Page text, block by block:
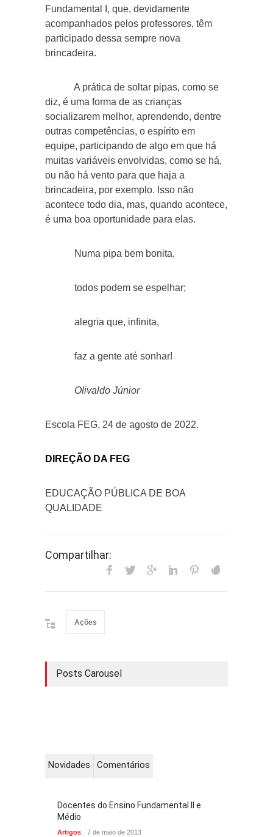
Fundamental I, que, devidamente
acompanhados pelos professores, têm
participado dessa sempre nova
brincadeira.
A prática de soltar pipas, como se
diz, é uma forma de as crianças
socializarem melhor, aprendendo, dentre
outras competências, o espírito em
equipe, participando de algo em que há
muitas variáveis envolvidas, como se há,
ou não há vento para que haja a
brincadeira, por exemplo. Isso não
acontece todo dia, mas, quando acontece,
é uma boa oportunidade para elas.
Numa pipa bem bonita,
todos podem se espelhar;
alegria que, infinita,
faz a gente até sonhar!
Olivaldo Júnior
Escola FEG, 24 de agosto de 2022.
DIREÇÃO DA FEG
EDUCAÇÃO PÚBLICA DE BOA
QUALIDADE
Compartilhar:
Ações
Posts Carousel
Novidades Comentários
Docentes do Ensino Fundamental II e
Médio
Artigos 7 de maio de 2013